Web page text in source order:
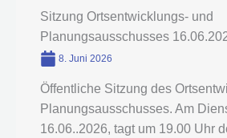
Sitzung Ortsentwicklungs- und
Planungsausschusses
8. Juni 2026
Öffentliche Sitzung des
Planungsausschusses. Am
16.06..2026, tagt um 19.00 Uhr